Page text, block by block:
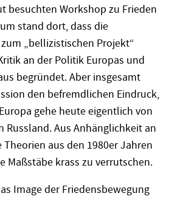
besuchten Workshop zu Frieden
stand dort, dass die
„bellizistischen Projekt“
an der Politik Europas und
begründet. Aber insgesamt
den befremdlichen Eindruck,
gehe heute eigentlich von
Russland. Aus Anhänglichkeit an
aus den 1980er Jahren
Maßstäbe krass zu verrutschen.
Image der Friedensbewegung